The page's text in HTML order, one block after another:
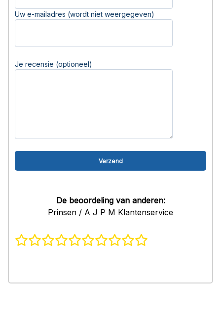
Uw e-mailadres (wordt niet weergegeven)
Je recensie (optioneel)
De beoordeling van anderen:
Prinsen / A J P M Klantenservice